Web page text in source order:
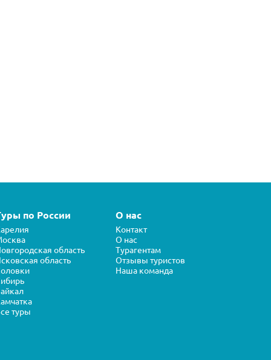
по России
область
область
туры
О нас
Контакт
О нас
Турагентам
Отзывы туристов
Наша команда